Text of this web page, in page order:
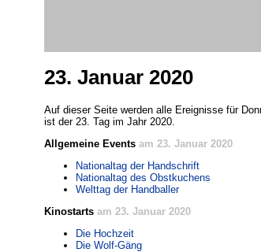
23. Januar 2020
Auf dieser Seite werden alle Ereignisse für
ist der 23. Tag im Jahr 2020.
Allgemeine Events am 23. Januar 2020
Nationaltag der Handschrift
Nationaltag des Obstkuchens
Welttag der Handballer
Kinostarts am 23. Januar 2020
Die Hochzeit
Die Wolf-Gäng